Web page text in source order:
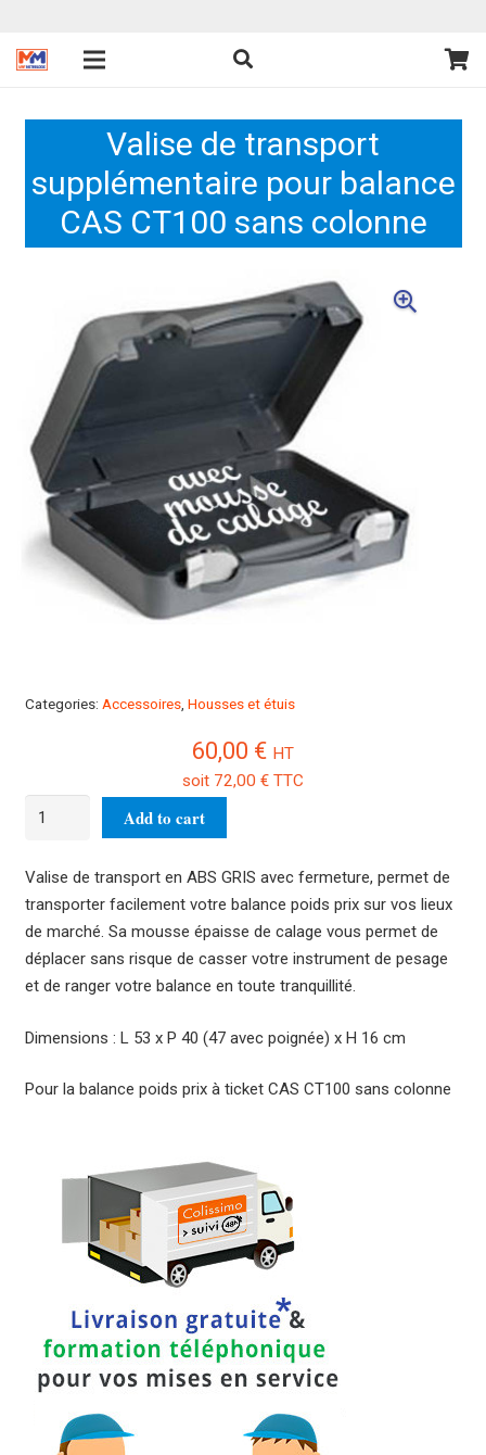
Valise de transport
supplémentaire pour balance
CAS CT100 sans colonne
Categories: Accessoires, Housses et étuis
60,00 € HT
soit 72,00 € TTC
Valise
supplémentaire
pour
balance
CAS
CT100
quantity
Add to cart
Valise de transport en ABS GRIS avec fermeture, permet de
transporter facilement votre balance poids prix sur vos lieux
de marché. Sa mousse épaisse de calage vous permet de
déplacer sans risque de casser votre instrument de pesage
et de ranger votre balance en toute tranquillité.
Dimensions : L 53 x P 40 (47 avec poignée) x H 16 cm
Pour la balance poids prix à ticket CAS CT100 sans colonne